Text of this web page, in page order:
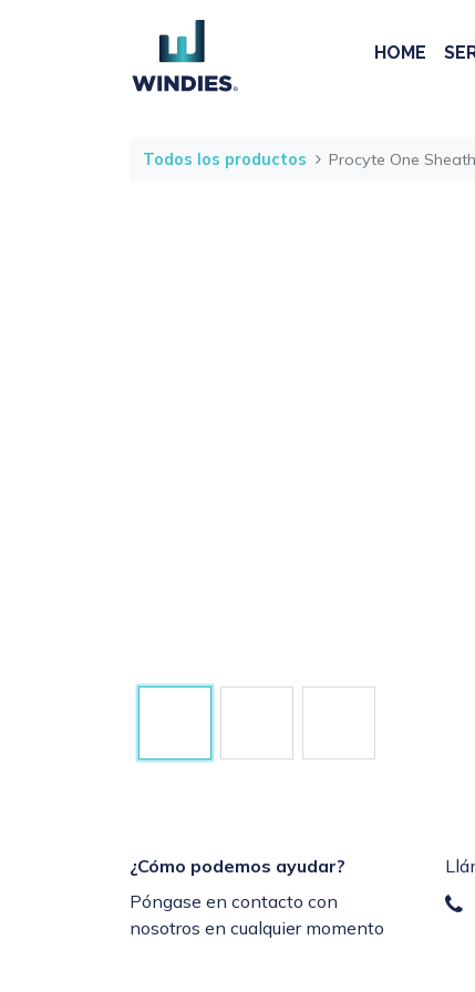
HOME
Todos los productos Procyte One
¿Cómo podemos ayudar?
Póngase en contacto con
nosotros en cualquier momento